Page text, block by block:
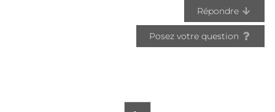
Répondre
Posez votre question